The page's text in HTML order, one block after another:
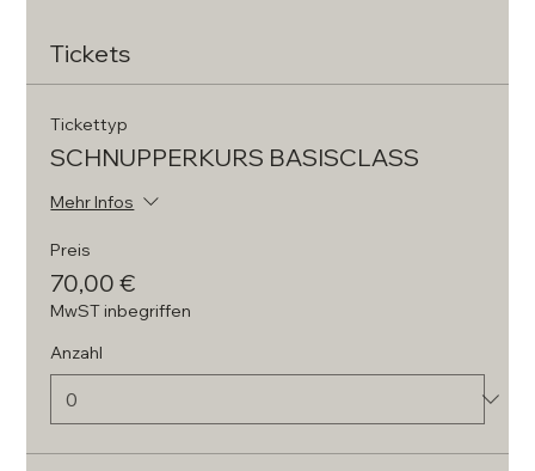
Tickets
Tickettyp
SCHNUPPERKURS BASISCLASS
Mehr Infos
Preis
70,00 €
MwST inbegriffen
Anzahl